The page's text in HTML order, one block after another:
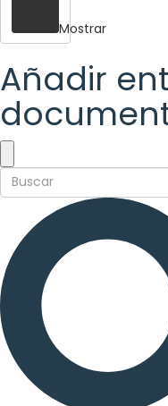
Mostrar
Añadir